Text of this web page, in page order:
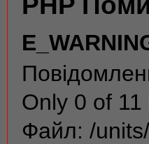
Only 0 of
Файл: /